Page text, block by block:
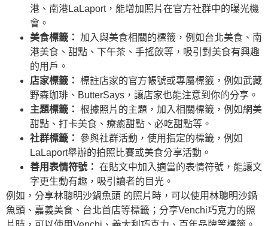
港、南港LaLaport，能增加照片在官方社群中的曝光機
會。
美食標籤： 加入與美食相關的標籤，例如台北美食、南
港美食、甜點、下午茶、手搖飲等，吸引對美食有興趣
的用戶。
店家標籤： 標註店家的官方帳號或專屬標籤，例如武藏
野森珈琲、ButterSays，讓店家也能注意到你的分享。
主題標籤： 根據照片的主題，加入相關標籤，例如網美
甜點、打卡美食、療癒甜點、必吃甜點等。
社群標籤：
參與社群活動，使用指定的標籤，例如
LaLaport舉辦的拍照比賽或美食分享活動。
善用表情符號： 在貼文中加入適當的表情符號，能讓文
字更生動有趣，吸引讀者的目光。
例如，分享林聰明沙鍋魚頭 的照片時，可以使用林聰明沙鍋
魚頭、嘉義美食、台北首店等標籤；分享Venchi巧克力的照